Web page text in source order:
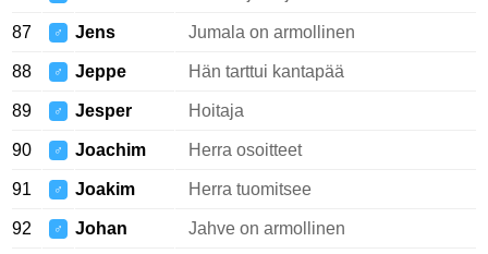
87 ♂ Jens Jumala on armollinen
88 ♂ Jeppe Hän tarttui kantapää
89 ♂ Jesper Hoitaja
90 ♂ Joachim Herra osoitteet
91 ♂ Joakim Herra tuomitsee
92 ♂ Johan Jahve on armollinen